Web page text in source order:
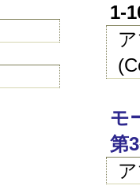
1-
モ
第